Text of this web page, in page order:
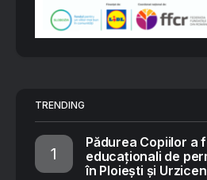
TRENDING
Pădurea Copiilor a
educaționali de
în Ploiești și